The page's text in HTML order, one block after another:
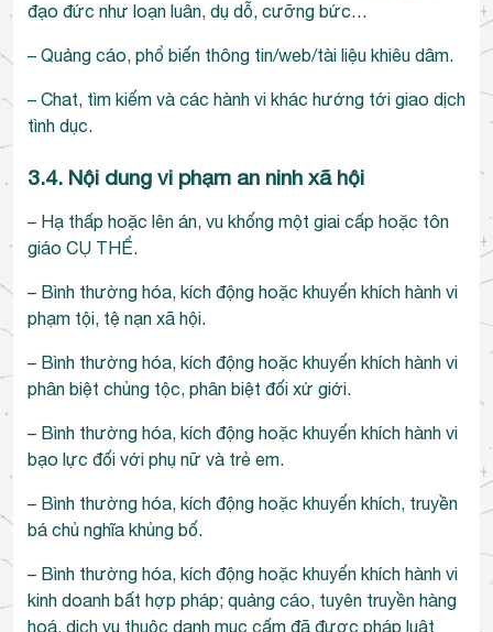
đạo đức như loạn luân, dụ dỗ, cưỡng bức…
– Quảng cáo, phổ biến thông tin/web/tài liệu khiêu dâm.
– Chat, tìm kiếm và các hành vi khác hướng tới giao dịch
tình dục.
3.4. Nội dung vi phạm an ninh xã hội
– Hạ thấp hoặc lên án, vu khống một giai cấp hoặc tôn
giáo CỤ THỂ.
– Bình thường hóa, kích động hoặc khuyến khích hành vi
phạm tội, tệ nạn xã hội.
– Bình thường hóa, kích động hoặc khuyến khích hành vi
phân biệt chủng tộc, phân biệt đối xử giới.
– Bình thường hóa, kích động hoặc khuyến khích hành vi
bạo lực đối với phụ nữ và trẻ em.
– Bình thường hóa, kích động hoặc khuyến khích, truyền
bá chủ nghĩa khủng bố.
– Bình thường hóa, kích động hoặc khuyến khích hành vi
kinh doanh bất hợp pháp; quảng cáo, tuyên truyền hàng
hoá, dịch vụ thuộc danh mục cấm đã được pháp luật